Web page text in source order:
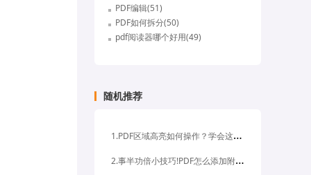
PDF编辑(51)
PDF如何拆分(50)
pdf阅读器哪个好用(49)
随机推荐
1
.PDF区域高亮如何操作？学会这招不求人！
2
.事半功倍小技巧!PDF怎么添加附件?